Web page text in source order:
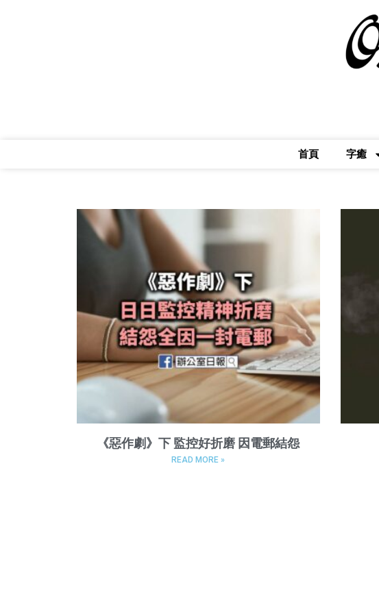
首頁 字癒
《惡作劇》下 監控好折磨 因電郵結怨
READ MORE »